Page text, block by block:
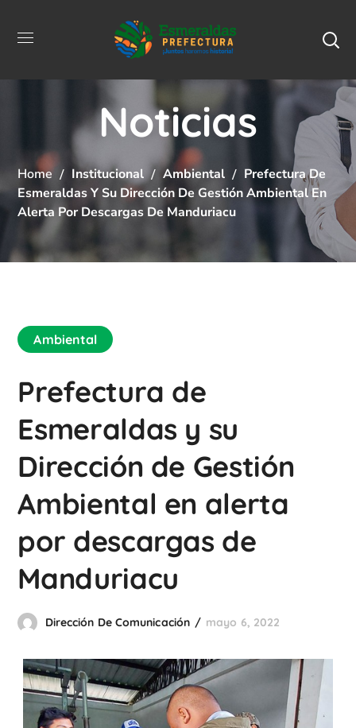
Noticias
Home Institucional Ambiental
Prefectura De
Esmeraldas Y Su Dirección De Gestión Ambiental En
Alerta Por Descargas De Manduriacu
Ambiental
Prefectura de
Esmeraldas y su
Dirección de Gestión
Ambiental en alerta
por descargas de
Manduriacu
Dirección De Comunicación mayo 6, 2022